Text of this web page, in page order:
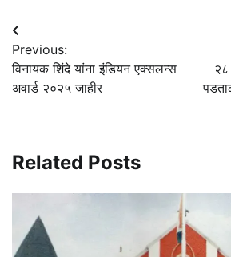
Post
navigation
Previous:
विनायक शिंदे यांना इंडियन एक्सलन्स
अवार्ड २०२५ जाहीर
Related Posts